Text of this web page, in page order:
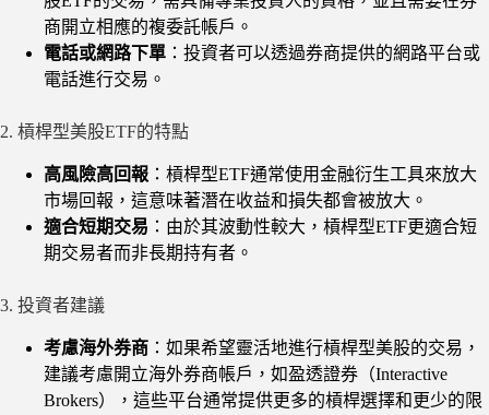
商開立相應的複委託帳戶。
電話或網路下單 ：投資者可以透過券商提供的網路平台或
電話進行交易。
2. 槓桿型美股ETF的特點
高風險高回報 ：槓桿型ETF通常使用金融衍生工具來放大
市場回報，這意味著潛在收益和損失都會被放大。
適合短期交易 ：由於其波動性較大，槓桿型ETF更適合短
期交易者而非長期持有者。
3. 投資者建議
考慮海外券商 ：如果希望靈活地進行槓桿型美股的交易，
建議考慮開立海外券商帳戶，如盈透證券（Interactive
Brokers），這些平台通常提供更多的槓桿選擇和更少的限